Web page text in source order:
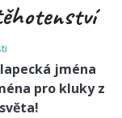
jména
pro kluky z